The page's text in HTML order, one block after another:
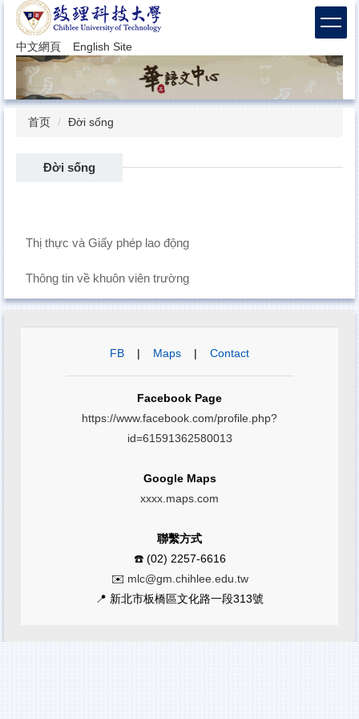
跳
到
主
要
容
中文網頁 English Site
首页 Đời sống
Đời sống
Thị thực và Giấy phép lao động
Thông tin về khuôn viên trường
FB | Maps | Contact
Facebook Page
https://www.facebook.com/profile.php?
id=61591362580013
Google Maps
xxxx.maps.com
聯繫方式
☎️ (02) 2257-6616
✉️ mlc@gm.chihlee.edu.tw
📍 新北市板橋區文化路一段313號